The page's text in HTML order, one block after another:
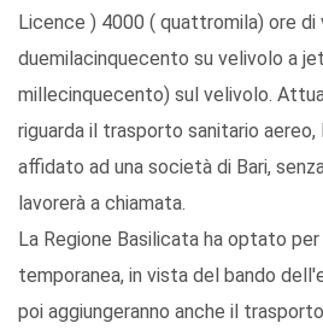
Licence ) 4000 ( quattromila) ore
duemilacinquecento su velivolo a
millecinquecento) sul velivolo.
riguarda il trasporto sanitario
affidato ad una società di Bari,
lavorerà a chiamata.
La Regione Basilicata ha optato
temporanea, in vista del bando
poi aggiungeranno anche il